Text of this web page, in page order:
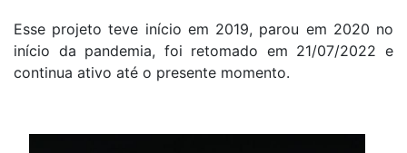
Esse projeto teve início em 2019, parou em 2020 no
início da pandemia, foi retomado em 21/07/2022 e
continua ativo até o presente momento.